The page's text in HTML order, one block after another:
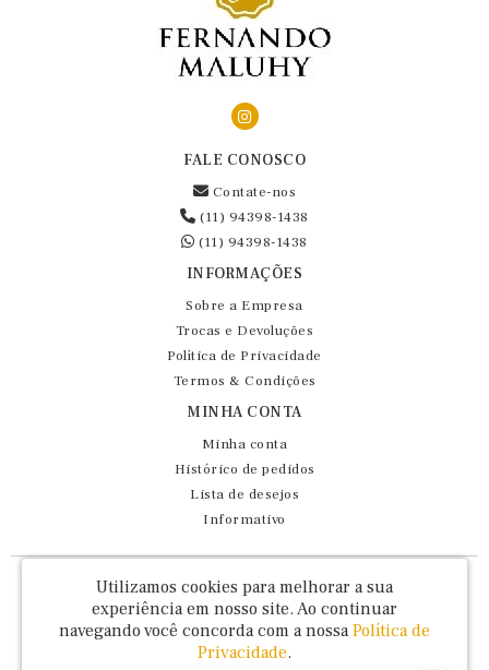
FALE CONOSCO
Contate-nos
(11) 94398-1438
(11) 94398-1438
INFORMAÇÕES
Sobre a Empresa
Trocas e Devoluções
Política de Privacidade
Termos & Condições
MINHA CONTA
Minha conta
Histórico de pedidos
Lista de desejos
Informativo
Fernando Maluhy Cia Ltda - CNPJ: 60.458.825/0001-86
Rua Dr Euclydes da Cunha, 47 - Brás - São Paulo / SP - CEP 03016-030
Utilizamos cookies para melhorar a sua
experiência em nosso site. Ao continuar
navegando você concorda com a nossa Política de
Privacidade.